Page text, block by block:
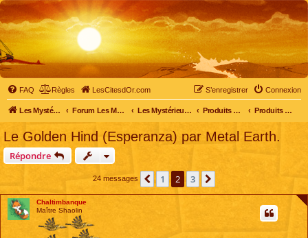
FAQ Règles LesCitesdOr.com Connexion
S’enregistrer
Les Mystérieuses Cités d'Or - LesCitesdOr.com Forum Les Mystérieuses Cités d'Or Les Mystérieuses Cités d'Or Produits dérivés Produits dérivés divers
Le Golden Hind (Esperanza) par Metal Earth.
Répondre
24 messages Précédente
1 2 3
Chaltimbanque
Maître Shaolin